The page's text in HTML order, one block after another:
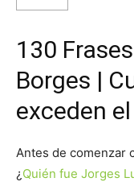
130
Borges |
exceden
Antes de comenzar
¿ Quién fue Jorges